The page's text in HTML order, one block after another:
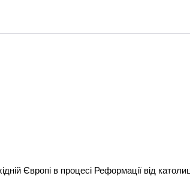
Європі в процесі Реформації від